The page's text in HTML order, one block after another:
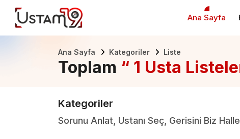
Ana Sayfa
Ana Sayfa Kategoriler Liste
Toplam “ 1 Usta
Kategoriler
Sorunu Anlat, Ustanı Seç, Gerisini Biz